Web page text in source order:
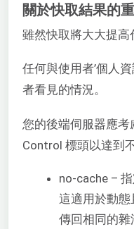
關於快取結果的
雖然快取將大大提
任何與使用者’個人
者看見的情況。
您的後端伺服器應
Control 標頭以達到
no-cache –
這適用於動態
傳回相同的雜